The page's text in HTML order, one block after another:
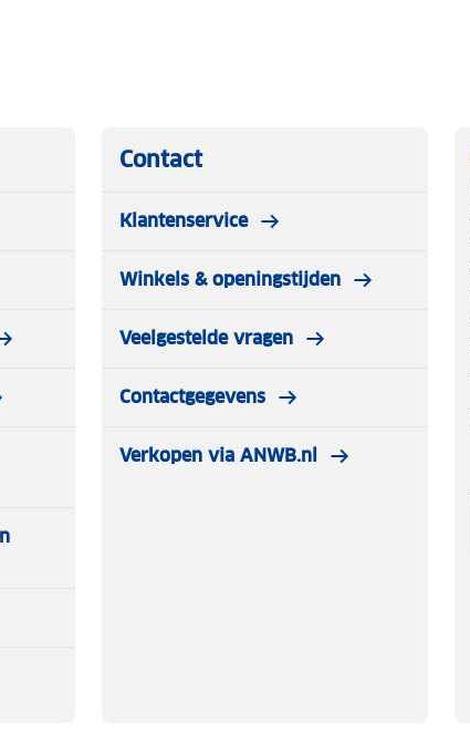
Contact
Klantenservice
Winkels & openingstijden
Veelgestelde vragen
Contactgegevens
Verkopen via ANWB.nl